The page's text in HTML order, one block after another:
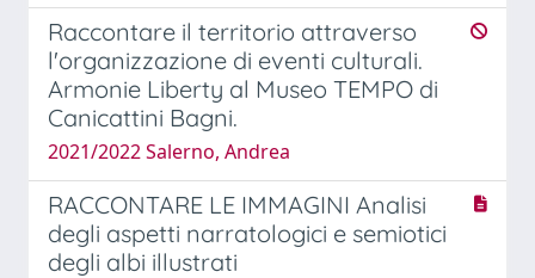
Raccontare il territorio attraverso
l'organizzazione di eventi culturali.
Armonie Liberty al Museo TEMPO di
Canicattini Bagni.
2021/2022 Salerno, Andrea
RACCONTARE LE IMMAGINI Analisi
degli aspetti narratologici e semiotici
degli albi illustrati